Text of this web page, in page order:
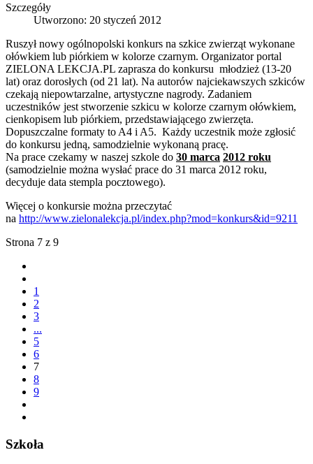
Szczegóły
Utworzono: 20 styczeń 2012
Ruszył nowy ogólnopolski konkurs na szkice zwierząt wykonane
ołówkiem lub piórkiem w kolorze czarnym. Organizator portal
ZIELONA LEKCJA.PL zaprasza do konkursu młodzież (13-20
lat) oraz dorosłych (od 21 lat). Na autorów najciekawszych szkiców
czekają niepowtarzalne, artystyczne nagrody. Zadaniem
uczestników jest stworzenie szkicu w kolorze czarnym ołówkiem,
cienkopisem lub piórkiem, przedstawiającego zwierzęta.
Dopuszczalne formaty to A4 i A5. Każdy uczestnik może zgłosić
do konkursu jedną, samodzielnie wykonaną pracę.
Na prace czekamy w naszej szkole do 30 marca 2012 roku
(samodzielnie można wysłać prace do 31 marca 2012 roku,
decyduje data stempla pocztowego).
Więcej o konkursie można przeczytać
na http://www.zielonalekcja.pl/index.php?mod=konkurs&id=9211
Strona 7 z 9
1
2
3
...
5
6
7
8
9
Szkoła